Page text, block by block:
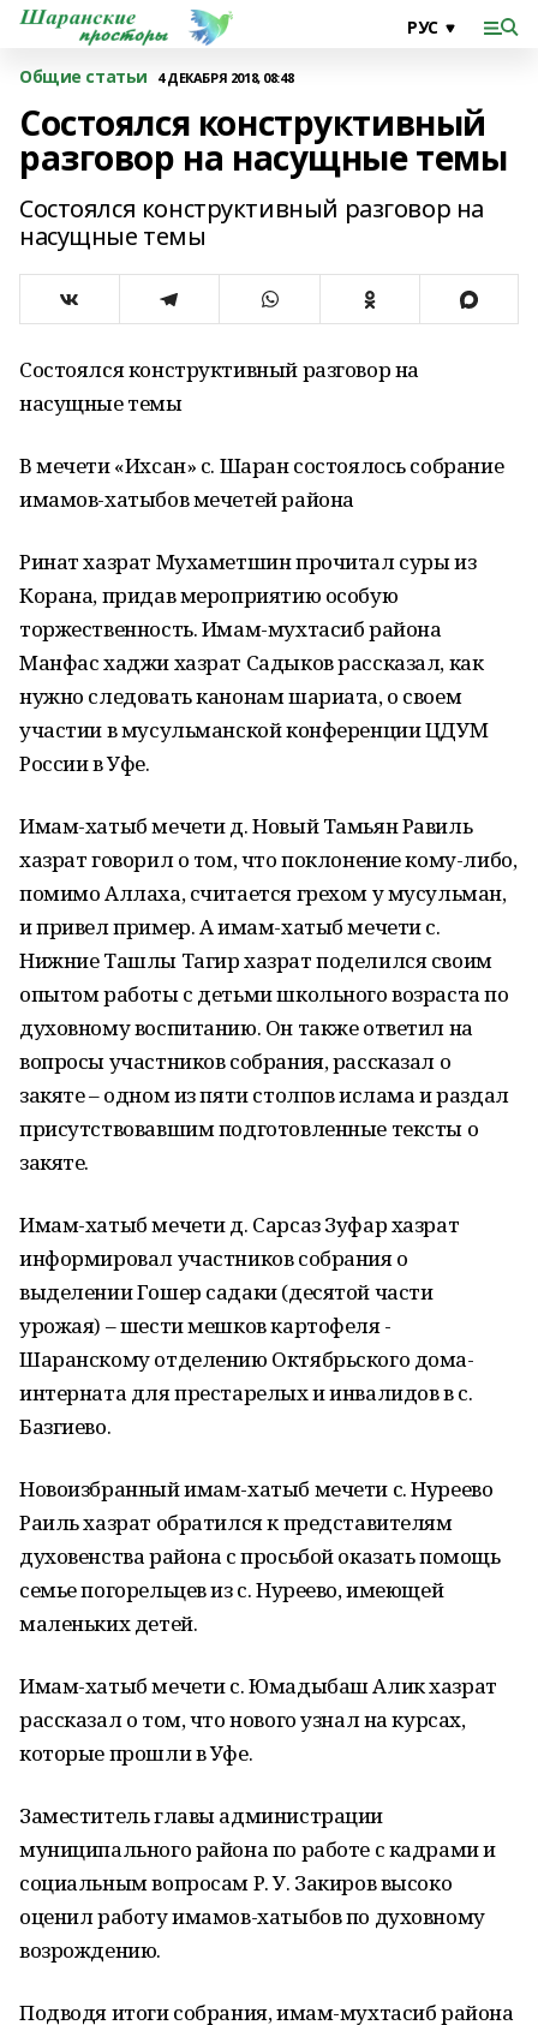
Общие статьи 4 ДЕКАБРЯ 2018, 08:48
Состоялся конструктивный
разговор на насущные темы
Состоялся конструктивный разговор на
насущные темы
Состоялся конструктивный разговор на
насущные темы
В мечети «Ихсан» с. Шаран состоялось собрание
имамов-хатыбов мечетей района
Ринат хазрат Мухаметшин прочитал суры из
Корана, придав мероприятию особую
торжественность. Имам-мухтасиб района
Манфас хаджи хазрат Садыков рассказал, как
нужно следовать канонам шариата, о своем
участии в мусульманской конференции ЦДУМ
России в Уфе.
Имам-хатыб мечети д. Новый Тамьян Равиль
хазрат говорил о том, что поклонение кому-либо,
помимо Аллаха, считается грехом у мусульман,
и привел пример. А имам-хатыб мечети с.
Нижние Ташлы Тагир хазрат поделился своим
опытом работы с детьми школьного возраста по
духовному воспитанию. Он также ответил на
вопросы участников собрания, рассказал о
закяте – одном из пяти столпов ислама и раздал
присутствовавшим подготовленные тексты о
закяте.
Имам-хатыб мечети д. Сарсаз Зуфар хазрат
информировал участников собрания о
выделении Гошер садаки (десятой части
урожая) – шести мешков картофеля -
Шаранскому отделению Октябрьского дома-
интерната для престарелых и инвалидов в с.
Базгиево.
Новоизбранный имам-хатыб мечети с. Нуреево
Раиль хазрат обратился к представителям
духовенства района с просьбой оказать помощь
семье погорельцев из с. Нуреево, имеющей
маленьких детей.
Имам-хатыб мечети с. Юмадыбаш Алик хазрат
рассказал о том, что нового узнал на курсах,
которые прошли в Уфе.
Заместитель главы администрации
муниципального района по работе с кадрами и
социальным вопросам Р. У. Закиров высоко
оценил работу имамов-хатыбов по духовному
возрождению.
Подводя итоги собрания, имам-мухтасиб района